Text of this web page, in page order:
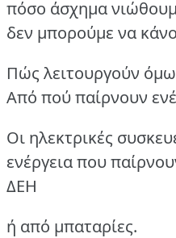
πόσο άσχημα
δεν μπορούμε να
Πώς λειτουργούν
Από πού παίρνουν
Οι ηλεκτρικές
ενέργεια που
ΔΕΗ
ή από μπαταρίες.